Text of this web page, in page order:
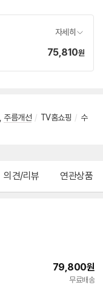
자세히
가
75,810원
주름개선 / TV홈쇼핑 / 수
의견/리뷰 연관상품
79,800원
무료배송